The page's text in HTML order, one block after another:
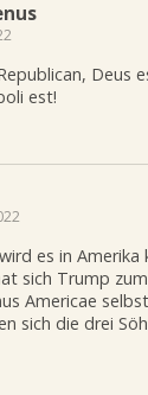
Deus
est!
es in Amerika
sich Trump
Americae
sich die drei